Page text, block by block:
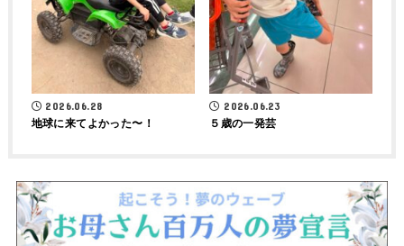
2026.06.28
地球に来てよかった〜！
2026.06.23
５歳の一発芸